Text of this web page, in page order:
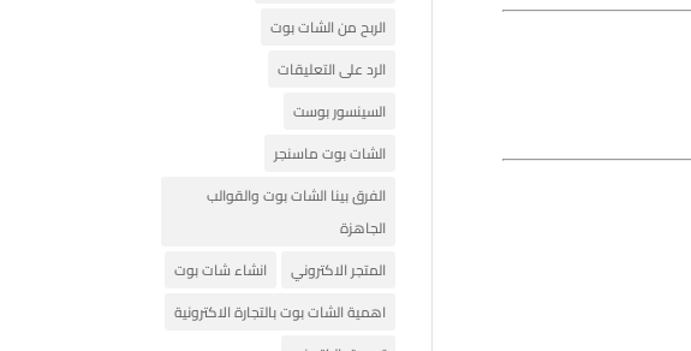
الربح من الشات بوت
الرد على التعليقات
السينسور بوست
الشات بوت ماسنجر
الفرق بينا الشات بوت والقوالب
الجاهزة
المتجر الاكتروني
انشاء شات بوت
اهمية الشات بوت بالتجارة الاكترونية